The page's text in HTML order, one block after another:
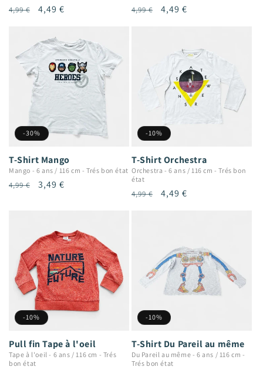
Prix
4,99 €
Prix
4,49 €
Prix
4,99 €
Prix
4,49 €
-30%
T-Shirt Mango
Mango - 6 ans / 116 cm -Trés bon état
Prix
4,99 €
Prix
3,49 €
-10%
T-Shirt Orchestra
Orchestra -6 ans / 116 cm -Trés bon
état
Prix
4,99 €
Prix
4,49 €
-10%
Pull fin Tape à l'oeil
Tape à l'oeil - 6 ans / 116 cm - Trés
bon état
-10%
T-Shirt Du Pareil au même
Du Pareil au même -6 ans / 116 cm -
Trés bon état